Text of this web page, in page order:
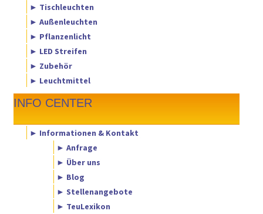
► Tischleuchten
► Außenleuchten
► Pflanzenlicht
► LED Streifen
► Zubehör
► Leuchtmittel
INFO CENTER
► Informationen & Kontakt
► Anfrage
► Über uns
► Blog
► Stellenangebote
► TeuLexikon